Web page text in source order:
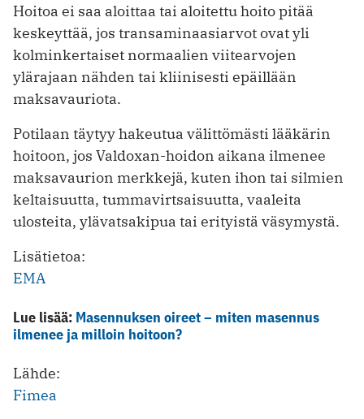
Hoitoa ei saa aloittaa tai aloitettu hoito pitää
keskeyttää, jos transaminaasiarvot ovat yli
kolminkertaiset normaalien viitearvojen
ylärajaan nähden tai kliinisesti epäillään
maksavauriota.
Potilaan täytyy hakeutua välittömästi lääkärin
hoitoon, jos Valdoxan-hoidon aikana ilmenee
maksavaurion merkkejä, kuten ihon tai silmien
keltaisuutta, tummavirtsaisuutta, vaaleita
ulosteita, ylävatsakipua tai erityistä väsymystä.
Lisätietoa:
EMA
Lue lisää: Masennuksen oireet – miten masennus
ilmenee ja milloin hoitoon?
Lähde:
Fimea